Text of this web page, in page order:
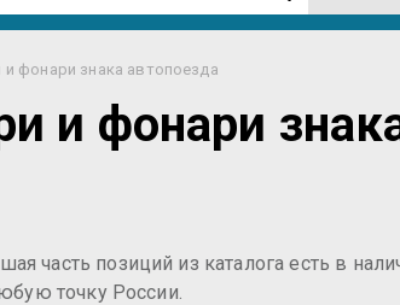
фонари знака автопоезда
и фонари
часть позиций из каталога есть в
точку России.